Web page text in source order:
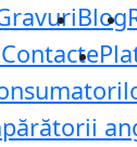
Blog
Contacte